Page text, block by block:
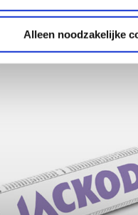
Alleen noodzakelijke
Bijpassende